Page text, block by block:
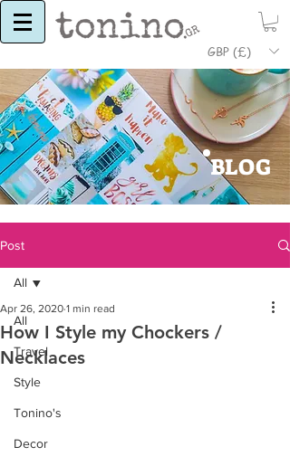
GBP (£)
BLOG
Post
All
Travel
Style
Tonino's
Decor
All
How I Style my Chockers /
Necklaces
Apr 26, 2020 1 min read